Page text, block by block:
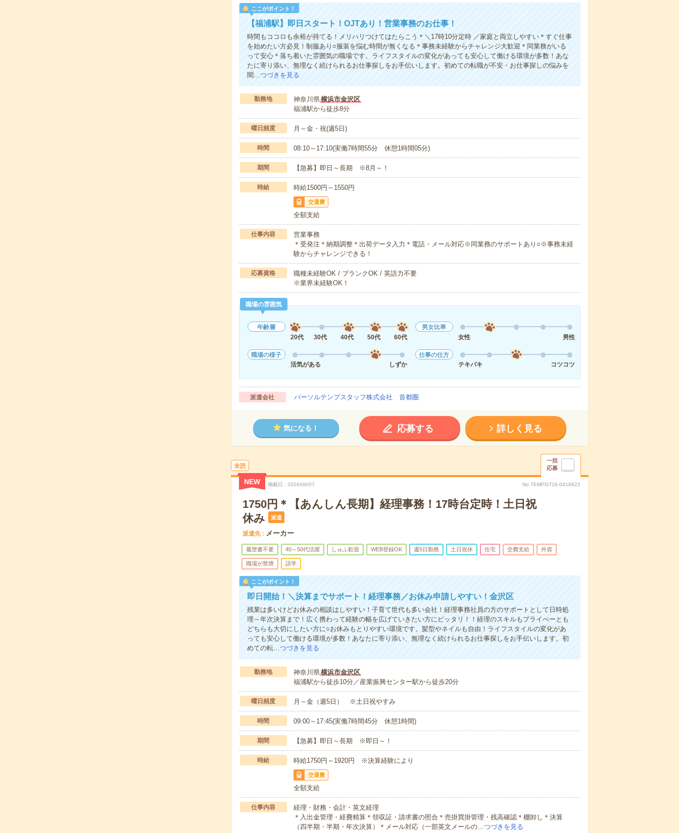
ここがポイント！
【福浦駅】即日スタート！OJTあり！営業事務のお仕事！
時間もココロも余裕が持てる！メリハリつけてはたらこう＊＼17時10分定時 ／家庭と両立しやすい＊すぐ仕事
を始めたい方必見！制服あり○服装を悩む時間が無くなる＊事務未経験からチャレンジ大歓迎＊同業務がいる
って安心＊落ち着いた雰囲気の職場です。ライフスタイルの変化があっても安心して働ける環境が多数！あな
たに寄り添い、無理なく続けられるお仕事探しをお手伝いします。初めての転職が不安・お仕事探しの悩みを
聞…つづきを見る
勤務地 神奈川県横浜市金沢区
福浦駅から徒歩8分
曜日頻度 月～金・祝(週5日)
時間 08:10～17:10(実働7時間55分 休憩1時間05分)
期間 【急募】即日～長期 ※8月～！
時給 時給1500円～1550円
交通費
全額支給
仕事内容
営業事務
＊受発注＊納期調整＊出荷データ入力＊電話・メール対応※同業務のサポートあり○※事務未経
験からチャレンジできる！
応募資格
職種未経験OK / ブランクOK / 英語力不要
※業界未経験OK！
職場の雰囲気
年齢層
20代
30代 40代 50代 60代
男女比率
女性
男性
職場の様子
活気がある
しずか
仕事の仕方
テキパキ
コツコツ
派遣会社 パーソルテンプスタッフ株式会社 首都圏
気になる！ 応募する 詳しく見る
未読
一括
応募
NEW 掲載日 2026/08/07 No.TEMPGT26-0418822
1750円＊【あんしん長期】経理事務！17時台定時！土日祝
休み
派遣
派遣先 メーカー
履歴書不要 40～50代活躍 しゅふ歓迎 WEB登録OK 週5日勤務 土日祝休 住宅 交費支給 外資
職場が禁煙 語学
ここがポイント！
即日開始！＼決算までサポート！経理事務／お休み申請しやすい！金沢区
残業は多いけどお休みの相談はしやすい！子育て世代も多い会社！経理事務社員の方のサポートとして日時処
理～年次決算まで！広く携わって経験の幅を広げていきたい方にピッタリ！！経理のスキルもプライべーとも
どちらも大切にしたい方に○お休みもとりやすい環境です。髪型やネイルも自由！ライフスタイルの変化があ
っても安心して働ける環境が多数！あなたに寄り添い、無理なく続けられるお仕事探しをお手伝いします。初
めての転…つづきを見る
勤務地 神奈川県横浜市金沢区
福浦駅から徒歩10分／産業振興センター駅から徒歩20分
曜日頻度 月～金（週5日） ※土日祝やすみ
時間 09:00～17:45(実働7時間45分 休憩1時間)
期間 【急募】即日～長期 ※即日～！
時給 時給1750円～1920円 ※決算経験により
交通費
全額支給
仕事内容
経理・財務・会計・英文経理
＊入出金管理・経費精算＊領収証・請求書の照合＊売掛買掛管理・残高確認＊棚卸し＊決算
（四半期・半期・年次決算）＊メール対応（一部英文メールの…つづきを見る